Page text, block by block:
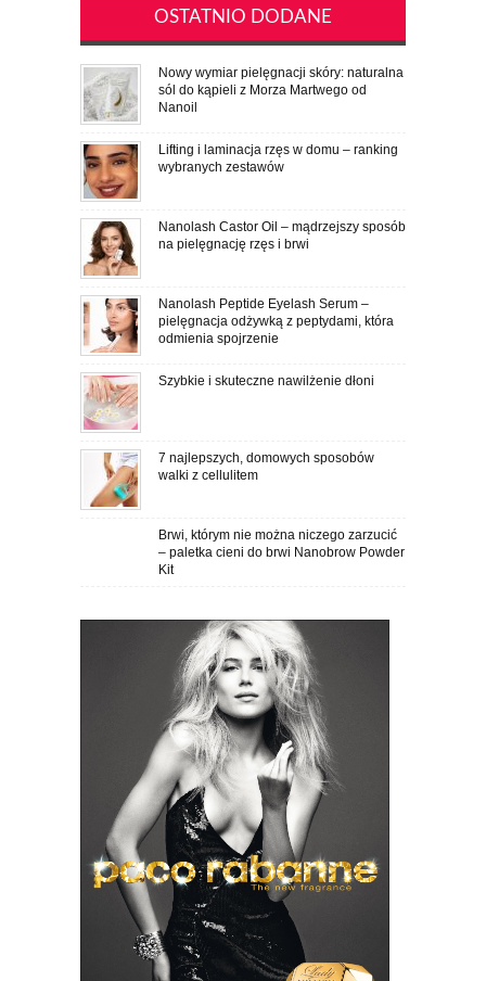
OSTATNIO DODANE
Nowy wymiar pielęgnacji skóry: naturalna
sól do kąpieli z Morza Martwego od
Nanoil
Lifting i laminacja rzęs w domu – ranking
wybranych zestawów
Nanolash Castor Oil – mądrzejszy sposób
na pielęgnację rzęs i brwi
Nanolash Peptide Eyelash Serum –
pielęgnacja odżywką z peptydami, która
odmienia spojrzenie
Szybkie i skuteczne nawilżenie dłoni
7 najlepszych, domowych sposobów
walki z cellulitem
Brwi, którym nie można niczego zarzucić
– paletka cieni do brwi Nanobrow Powder
Kit